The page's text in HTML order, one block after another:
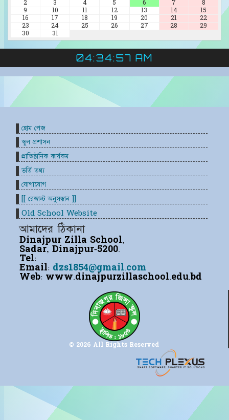
2
3 4 5 6 7
8
9
10 11 12 13 14
15
16
17 18 19 20 21
22
23
24 25 26 27 28
29
30
31
04:34:58 AM
© 2026 All Rights Reserved
আমাদের ঠিকানা
Dinajpur Zilla School,
Sadar, Dinajpur-5200.
Tel:
Email: dzs1854@gmail.com
Web: www.dinajpurzillaschool.edu.bd
হোম পেজ
স্কুল প্রশাসন
প্রাতিষ্ঠানিক কার্যকম
ভর্তি তথ্য
যোগাযোগ
[[ রেজাল্ট অনুসন্ধান ]]
Old School Website